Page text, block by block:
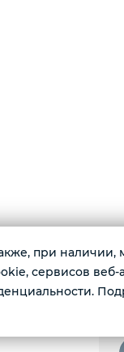
при наличии,
сервисов